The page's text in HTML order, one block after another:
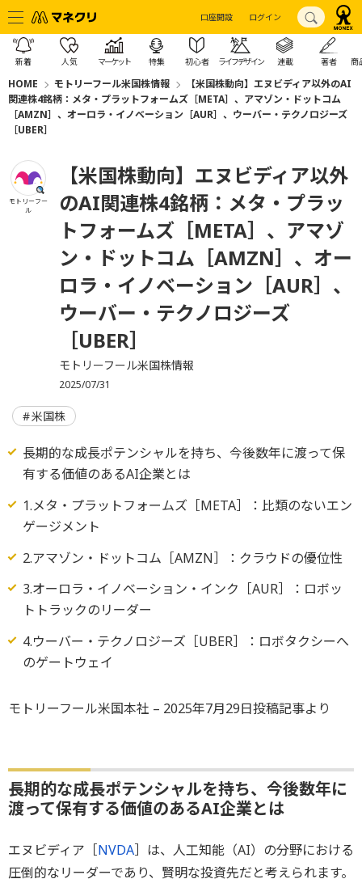
口座開設 ログイン
新着 人気 マーケット 特集 初心者 ライフデザイン 連載 著者 商
HOME モトリーフール米国株情報
【米国株動向】エヌビディア以外のAI
関連株4銘柄：メタ・プラットフォームズ［META］、アマゾン・ドットコム
［AMZN］、オーロラ・イノベーション［AUR］、ウーバー・テクノロジーズ
［UBER］
モトリーフー
ル
【米国株動向】エヌビディア以外
のAI関連株4銘柄：メタ・プラッ
トフォームズ［META］、アマゾ
ン・ドットコム［AMZN］、オー
ロラ・イノベーション［AUR］、
ウーバー・テクノロジーズ
［UBER］
モトリーフール米国株情報
2025/07/31
米国株
長期的な成長ポテンシャルを持ち、今後数年に渡って保
有する価値のあるAI企業とは
1.メタ・プラットフォームズ［META］：比類のないエン
ゲージメント
2.アマゾン・ドットコム［AMZN］：クラウドの優位性
3.オーロラ・イノベーション・インク［AUR］：ロボッ
トトラックのリーダー
4.ウーバー・テクノロジーズ［UBER］：ロボタクシーへ
のゲートウェイ
モトリーフール米国本社 – 2025年7月29日投稿記事より
長期的な成長ポテンシャルを持ち、今後数年に
渡って保有する価値のあるAI企業とは
エヌビディア［NVDA］は、人工知能（AI）の分野における
圧倒的なリーダーであり、賢明な投資先だと考えられます。